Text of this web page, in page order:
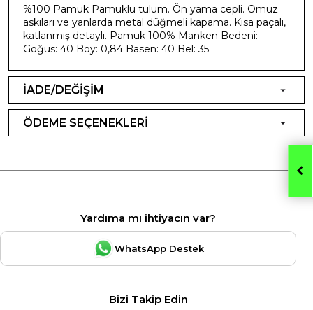
%100 Pamuk Pamuklu tulum. Ön yama cepli. Omuz
askıları ve yanlarda metal düğmeli kapama. Kısa paçalı,
katlanmış detaylı. Pamuk 100% Manken Bedeni:
Göğüs: 40 Boy: 0,84 Basen: 40 Bel: 35
İADE/DEĞİŞİM
ÖDEME SEÇENEKLERİ
Yardıma mı ihtiyacın var?
WhatsApp Destek
Bizi Takip Edin